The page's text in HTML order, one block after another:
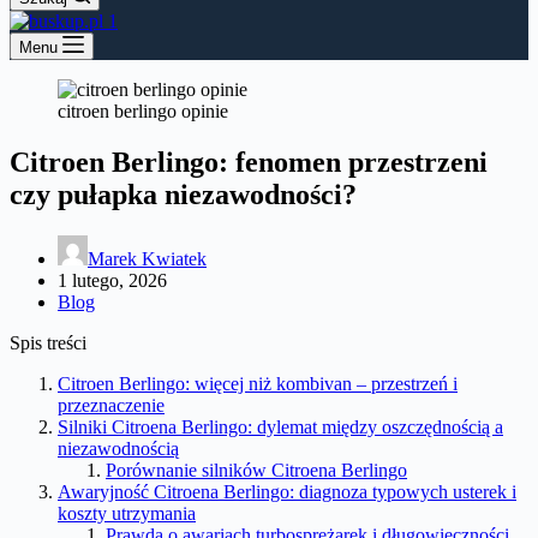
Menu
citroen berlingo opinie
Citroen Berlingo: fenomen przestrzeni
czy pułapka niezawodności?
Marek Kwiatek
1 lutego, 2026
Blog
Spis treści
Citroen Berlingo: więcej niż kombivan – przestrzeń i
przeznaczenie
Silniki Citroena Berlingo: dylemat między oszczędnością a
niezawodnością
Porównanie silników Citroena Berlingo
Awaryjność Citroena Berlingo: diagnoza typowych usterek i
koszty utrzymania